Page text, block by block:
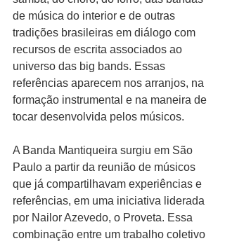
de música do interior e de outras
tradições brasileiras em diálogo com
recursos de escrita associados ao
universo das big bands. Essas
referências aparecem nos arranjos, na
formação instrumental e na maneira de
tocar desenvolvida pelos músicos.
A Banda Mantiqueira surgiu em São
Paulo a partir da reunião de músicos
que já compartilhavam experiências e
referências, em uma iniciativa liderada
por Nailor Azevedo, o Proveta. Essa
combinação entre um trabalho coletivo